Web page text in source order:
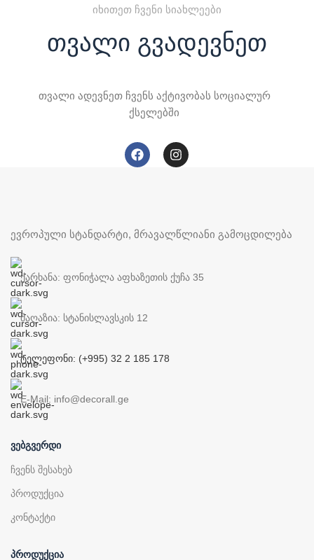
იხითეთ ჩვენი სიახლეები
თვალი გვადევნეთ
თვალი ადევნეთ ჩვენს აქტივობას სოციალურ
ქსელებში
ევროპული სტანდარტი, მრავალწლიანი გამოცდილება
ქარხანა: ფონიჭალა აფხაზეთის ქუჩა 35
მაღაზია: სტანისლავსკის 12
ტელეფონი: (+995) 32 2 185 178
E-Mail: info@decorall.ge
ᲕᲔᲑᲒᲕᲔᲠᲓᲘ
ჩვენს შესახებ
პროდუქცია
კონტაქტი
ᲞᲠᲝᲓᲣᲥᲪᲘᲐ